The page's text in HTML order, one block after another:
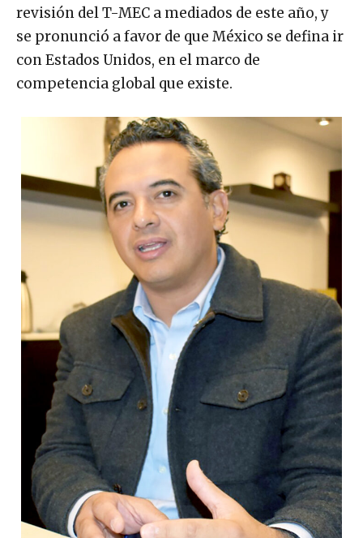
revisión del T-MEC a mediados de este año, y
se pronunció a favor de que México se defina ir
con Estados Unidos, en el marco de
competencia global que existe.